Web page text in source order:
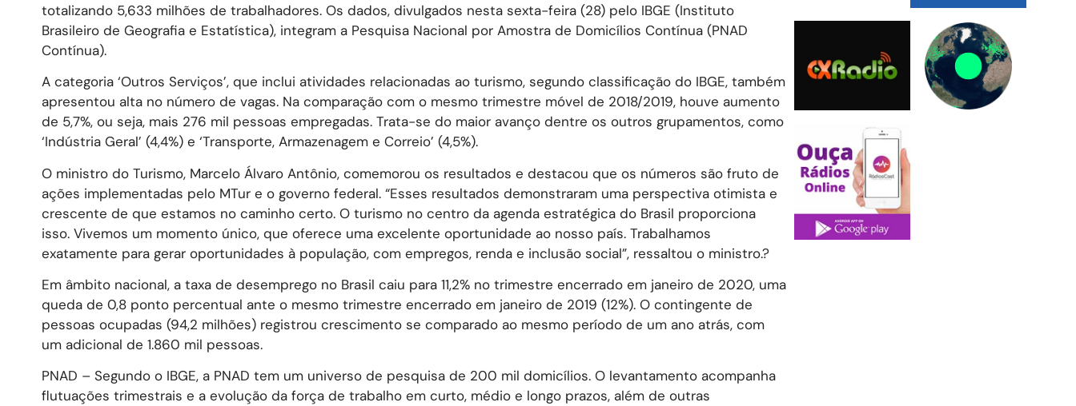
totalizando 5,633 milhões de trabalhadores. Os dados, divulgados nesta sexta-feira (28) pelo IBGE (Instituto
Brasileiro de Geografia e Estatística), integram a Pesquisa Nacional por Amostra de Domicílios Contínua (PNAD
Contínua).
A categoria ‘Outros Serviços’, que inclui atividades relacionadas ao turismo, segundo classificação do IBGE, também
apresentou alta no número de vagas. Na comparação com o mesmo trimestre móvel de 2018/2019, houve aumento
de 5,7%, ou seja, mais 276 mil pessoas empregadas. Trata-se do maior avanço dentre os outros grupamentos, como
‘Indústria Geral’ (4,4%) e ‘Transporte, Armazenagem e Correio’ (4,5%).
O ministro do Turismo, Marcelo Álvaro Antônio, comemorou os resultados e destacou que os números são fruto de
ações implementadas pelo MTur e o governo federal. “Esses resultados demonstraram uma perspectiva otimista e
crescente de que estamos no caminho certo. O turismo no centro da agenda estratégica do Brasil proporciona
isso. Vivemos um momento único, que oferece uma excelente oportunidade ao nosso país. Trabalhamos
exatamente para gerar oportunidades à população, com empregos, renda e inclusão social”, ressaltou o ministro.?
Em âmbito nacional, a taxa de desemprego no Brasil caiu para 11,2% no trimestre encerrado em janeiro de 2020, uma
queda de 0,8 ponto percentual ante o mesmo trimestre encerrado em janeiro de 2019 (12%). O contingente de
pessoas ocupadas (94,2 milhões) registrou crescimento se comparado ao mesmo período de um ano atrás, com
um adicional de 1.860 mil pessoas.
PNAD – Segundo o IBGE, a PNAD tem um universo de pesquisa de 200 mil domicílios. O levantamento acompanha
flutuações trimestrais e a evolução da força de trabalho em curto, médio e longo prazos, além de outras